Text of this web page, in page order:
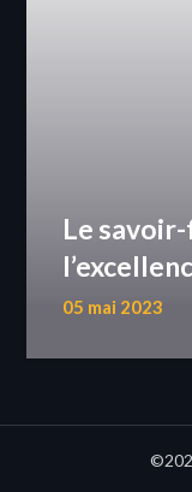
Le
05 mai 2023